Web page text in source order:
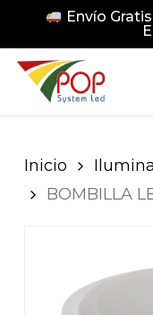
main
content
Envío
Inicio
BOMBILLA